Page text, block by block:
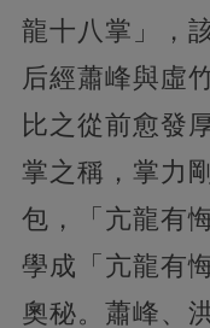
龍十八掌」
，
后經蕭峰與虛
比之從前愈發
掌之稱，掌力
包，「亢龍有
學成「亢龍有悔
奧秘。蕭峰、